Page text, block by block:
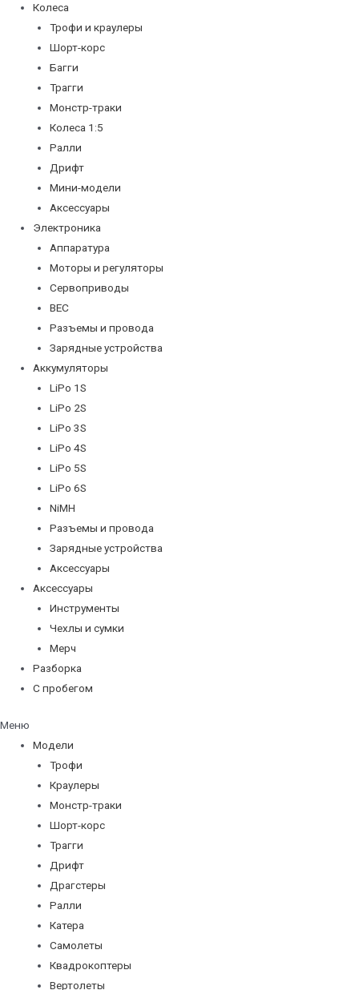
Колеса
Трофи и краулеры
Шорт-корс
Багги
Трагги
Монстр-траки
Колеса 1:5
Ралли
Дрифт
Мини-модели
Аксессуары
Электроника
Аппаратура
Моторы и регуляторы
Сервоприводы
BEC
Разъемы и провода
Зарядные устройства
Аккумуляторы
LiPo 1S
LiPo 2S
LiPo 3S
LiPo 4S
LiPo 5S
LiPo 6S
NiMH
Разъемы и провода
Зарядные устройства
Аксессуары
Аксессуары
Инструменты
Чехлы и сумки
Мерч
Разборка
С пробегом
Меню
Модели
Трофи
Краулеры
Монстр-траки
Шорт-корс
Трагги
Дрифт
Драгстеры
Ралли
Катера
Самолеты
Квадрокоптеры
Вертолеты